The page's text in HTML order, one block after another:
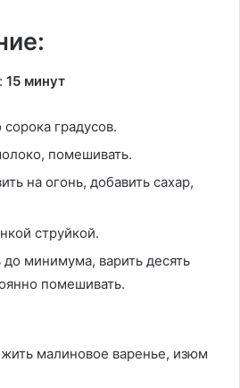
15 минут
градусов.
помешивать.
на огонь, добавить сахар,
струйкой.
минимума, варить десять
помешивать.
малиновое варенье, изюм